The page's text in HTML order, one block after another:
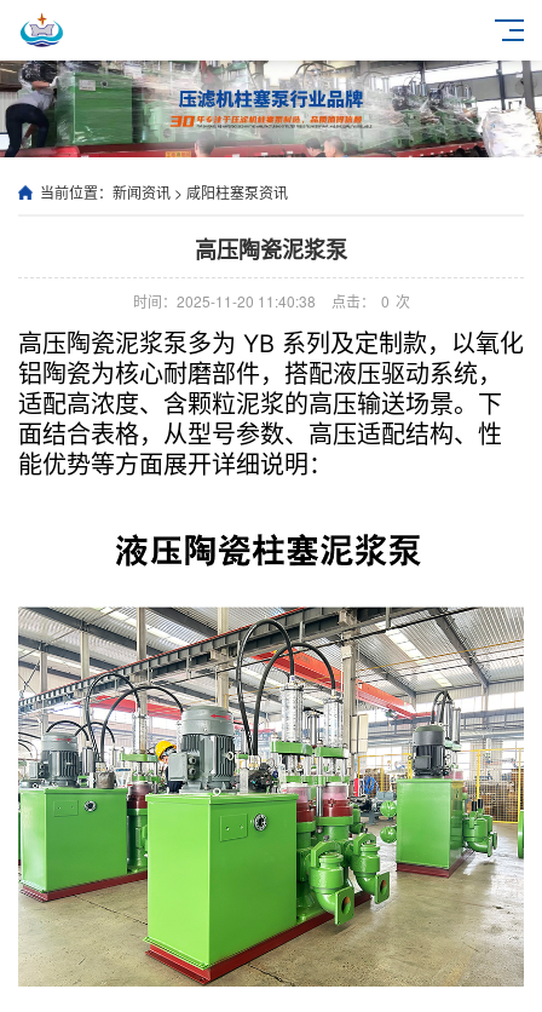
当前位置： 新闻资讯 > 咸阳柱塞泵资讯
高压陶瓷泥浆泵
时间：2025-11-20 11:40:38 点击： 0 次
高压陶瓷泥浆泵多为 YB 系列及定制款，以氧化
铝陶瓷为核心耐磨部件，搭配液压驱动系统，
适配高浓度、含颗粒泥浆的高压输送场景。下
面结合表格，从型号参数、高压适配结构、性
能优势等方面展开详细说明：